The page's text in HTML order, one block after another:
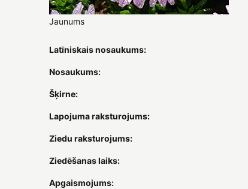
Jaunums
Latīniskais nosaukums:
Nosaukums:
Šķirne:
Lapojuma raksturojums:
Ziedu raksturojums:
Ziedēšanas laiks:
Apgaismojums: